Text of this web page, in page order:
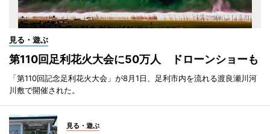
見る・遊ぶ
第110回足利花火大会に50万人 ドローンショーも
「第110回記念足利花火大会」が8月1日、足利市内を流れる渡良瀬川河
川敷で開催された。
見る・遊ぶ